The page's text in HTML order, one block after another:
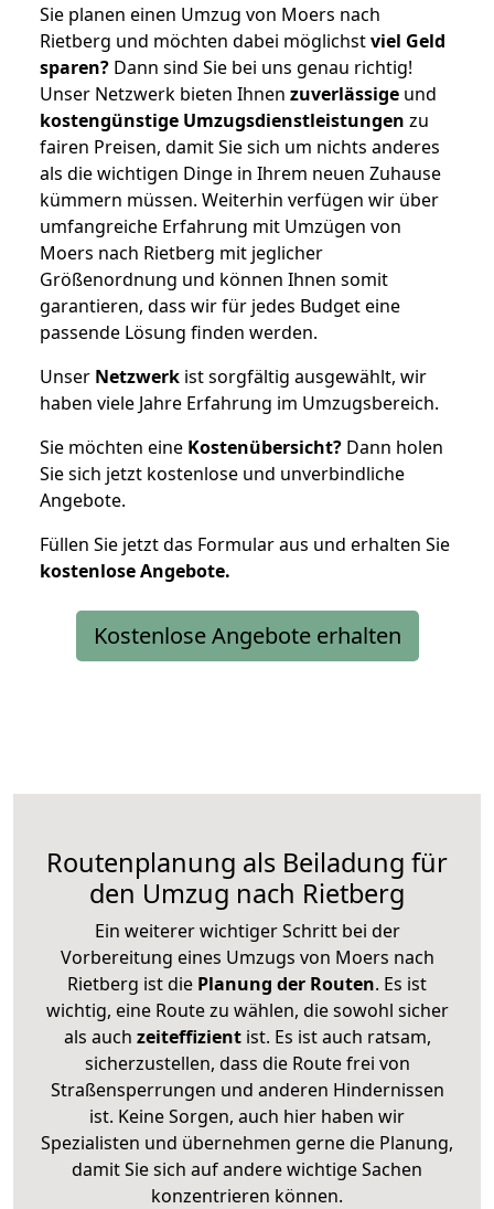
Sie planen einen Umzug von Moers nach
Rietberg und möchten dabei möglichstviel Geld
sparen? Dann sind Sie bei uns genau richtig!
Unser Netzwerk bieten Ihnen zuverlässige und
kostengünstige Umzugsdienstleistungen zu
fairen Preisen, damit Sie sich um nichts anderes
als die wichtigen Dinge in Ihrem neuen Zuhause
kümmern müssen. Weiterhin verfügen wir über
umfangreiche Erfahrung mit Umzügen von
Moers nach Rietberg mit jeglicher
Größenordnung und können Ihnen somit
garantieren, dass wir für jedes Budget eine
passende Lösung finden werden.
Unser Netzwerk ist sorgfältig ausgewählt, wir
haben viele Jahre Erfahrung im Umzugsbereich.
Sie möchten eine Kostenübersicht? Dann holen
Sie sich jetzt kostenlose und unverbindliche
Angebote.
Füllen Sie jetzt das Formular aus und erhalten Sie
kostenloseAngebote.
Kostenlose Angebote erhalten
Routenplanung als Beiladung für
den Umzug nach Rietberg
Ein weiterer wichtiger Schritt bei der
Vorbereitung eines Umzugs von Moers nach
Rietberg ist die Planung der Routen. Es ist
wichtig, eine Route zu wählen, die sowohl sicher
als auch zeiteffizientist. Es ist auch ratsam,
sicherzustellen, dass die Route frei von
Straßensperrungen und anderen Hindernissen
ist. Keine Sorgen, auch hier haben wir
Spezialisten und übernehmen gerne die Planung,
damit Sie sich auf andere wichtige Sachen
konzentrieren können.